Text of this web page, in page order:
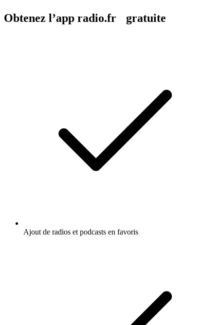
Obtenez l’app radio.fr gratuite
Ajout de radios et podcasts en favoris